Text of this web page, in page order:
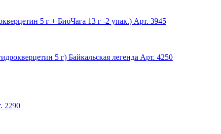
5 г + БиоЧага 13 г -2 упак.) Арт. 3945
5 г) Байкальская легенда Арт. 4250
2290